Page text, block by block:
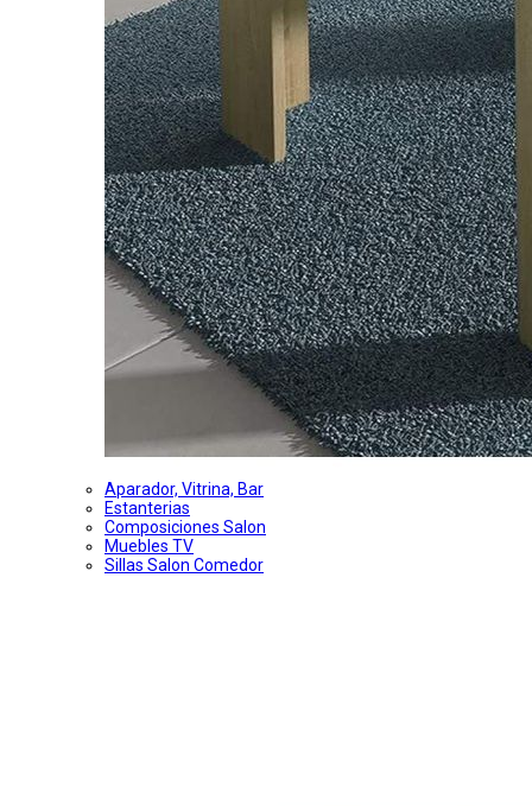
Aparador, Vitrina, Bar
Estanterias
Composiciones Salon
Muebles TV
Sillas Salon Comedor